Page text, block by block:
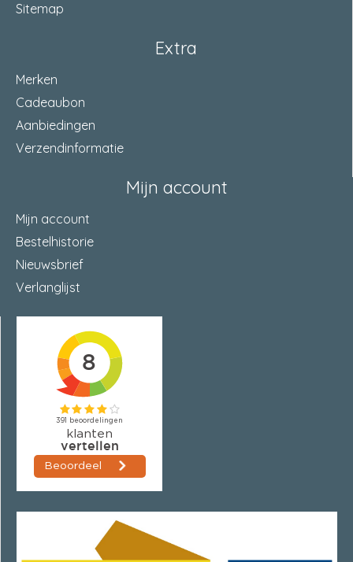
Sitemap
Extra
Merken
Cadeaubon
Aanbiedingen
Verzendinformatie
Mijn account
Mijn account
Bestelhistorie
Nieuwsbrief
Verlanglijst